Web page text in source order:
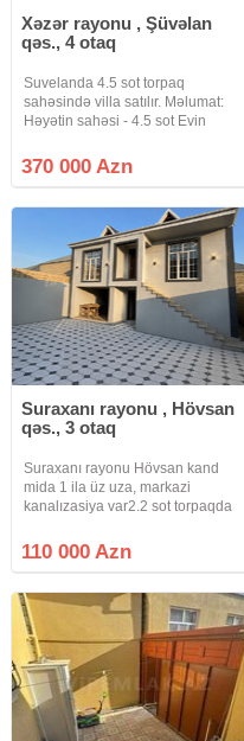
Xəzər rayonu , Şüvəlan
qəs., 4 otaq
Suvelanda 4.5 sot torpaq
sahəsində villa satılır. Məlumat:
Həyətin sahəsi - 4.5 sot Evin
Geniş zal Mətbəx Qarderob
Sanitar qovşaq - 2+1 Həyətində
370 000 Azn
Suraxanı rayonu , Hövsan
qəs., 3 otaq
Suraxanı rayonu Hövsan kand
mida 1 ila üz uza, markazi
kanalızasiya var2.2 sot torpaqda
birinci martabada normal otaqlar
sanuzel var, yuxarıda 3 otaq 120
110 000 Azn